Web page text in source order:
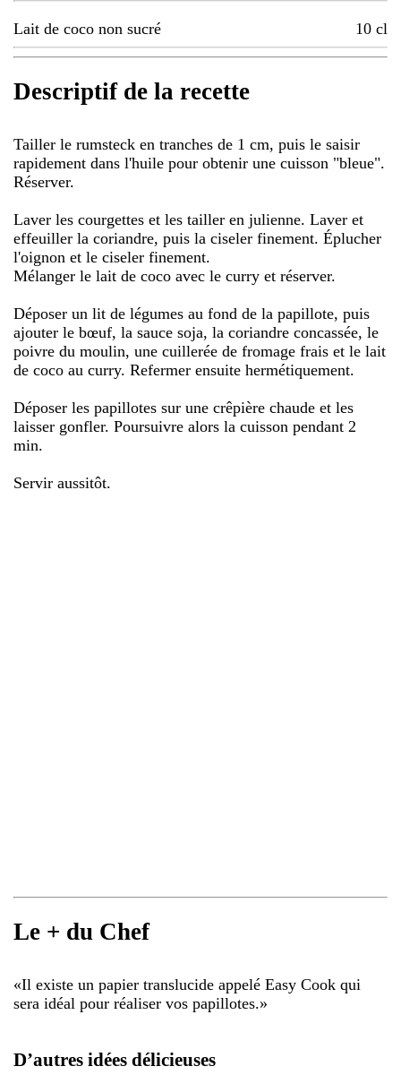
Lait de coco non sucré 10 cl
Descriptif de la recette
Tailler le rumsteck en tranches de 1 cm, puis le saisir
rapidement dans l'huile pour obtenir une cuisson "bleue".
Réserver.
Laver les courgettes et les tailler en julienne. Laver et
effeuiller la coriandre, puis la ciseler finement. Éplucher
l'oignon et le ciseler finement.
Mélanger le lait de coco avec le curry et réserver.
Déposer un lit de légumes au fond de la papillote, puis
ajouter le bœuf, la sauce soja, la coriandre concassée, le
poivre du moulin, une cuillerée de fromage frais et le lait
de coco au curry. Refermer ensuite hermétiquement.
Déposer les papillotes sur une crêpière chaude et les
laisser gonfler. Poursuivre alors la cuisson pendant 2
min.
Servir aussitôt.
Le + du Chef
«Il existe un papier translucide appelé Easy Cook qui
sera idéal pour réaliser vos papillotes.»
D’autres idées délicieuses